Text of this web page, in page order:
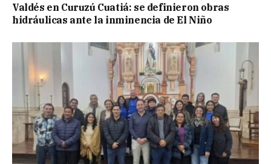
Valdés en Curuzú Cuatiá: se definieron obras
hidráulicas ante la inminencia de El Niño